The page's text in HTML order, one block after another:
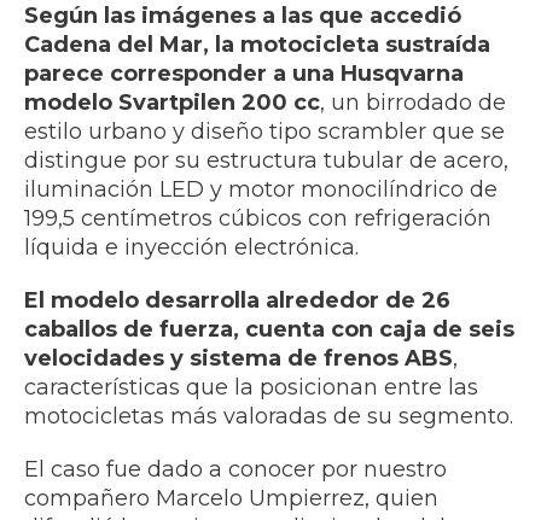
Según las imágenes a las que accedió
Cadena del Mar, la motocicleta sustraída
parece corresponder a una Husqvarna
modelo Svartpilen 200 cc, un birrodado de
estilo urbano y diseño tipo scrambler que se
distingue por su estructura tubular de acero,
iluminación LED y motor monocilíndrico de
199,5 centímetros cúbicos con refrigeración
líquida e inyección electrónica.
El modelo desarrolla alrededor de 26
caballos de fuerza, cuenta con caja de seis
velocidades y sistema de frenos ABS,
características que la posicionan entre las
motocicletas más valoradas de su segmento.
El caso fue dado a conocer por nuestro
compañero Marcelo Umpierrez, quien